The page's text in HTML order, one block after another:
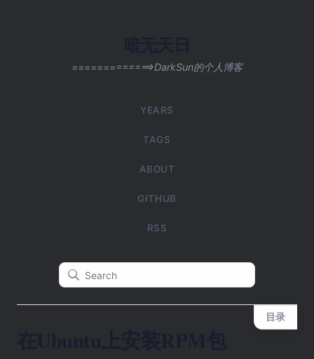
=============>DarkSun的个人博客
YEARS
TAGS
ABOUT
GITHUB
RSS
目录